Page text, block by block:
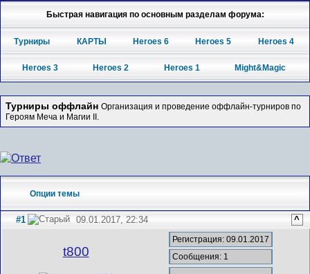
Быстрая навигация по основным разделам форума:
Турниры КАРТЫ Heroes 6 Heroes 5 Heroes 4
Heroes 3 Heroes 2 Heroes 1 Might&Magic
Турниры оффлайн Организация и проведение оффлайн-турниров по
Героям Меча и Магии II.
Опции темы
#1 09.01.2017, 22:34 ^
t800
Регистрация: 09.01.2017
Сообщения: 1